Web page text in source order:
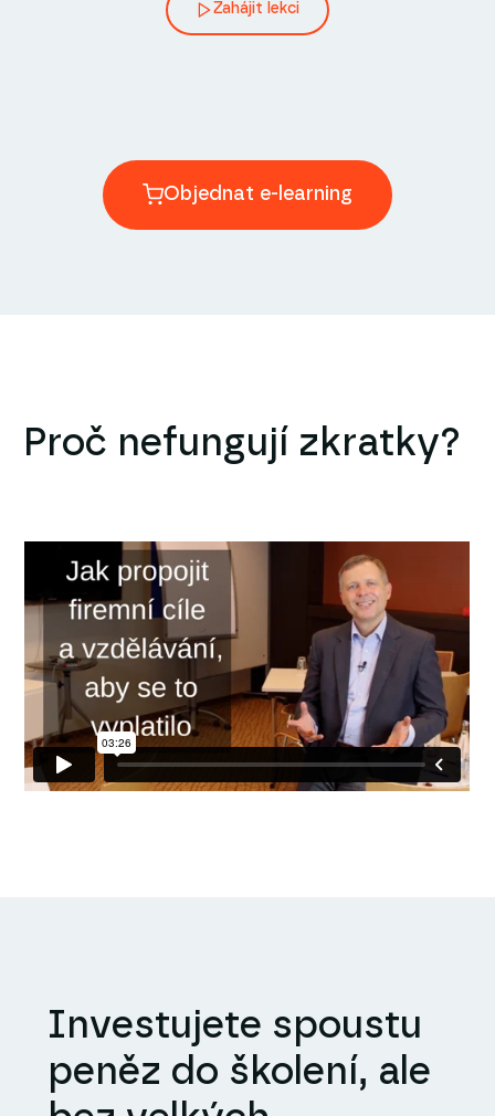
Zahájit lekci
Objednat e-learning
Proč nefungují zkratky?
Investujete spoustu
peněz do školení, ale